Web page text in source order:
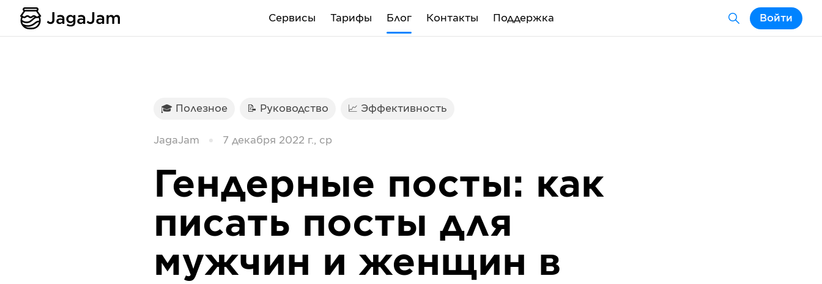
Сервисы Тарифы Блог Контакты Поддержка Войти
🎓 Полезное 📝 Руководство 📈 Эффективность
JagaJam 7 декабря 2022 г., ср
Гендерные посты: как
писать посты для
мужчин и женщин в